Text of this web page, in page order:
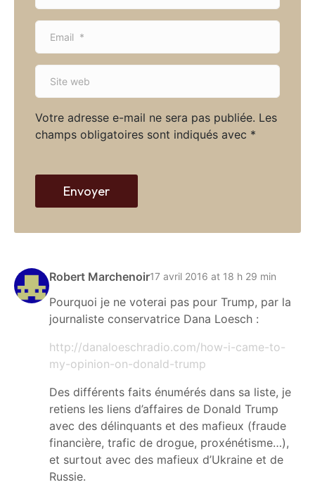
Robert Marchenoir17 avril 2016 at 18 h 29 min
Pourquoi je ne voterai pas pour Trump, par la
journaliste conservatrice Dana Loesch :
http://danaloeschradio.com/how-i-came-to-
my-opinion-on-donald-trump
Des différents faits énumérés dans sa liste, je
retiens les liens d’affaires de Donald Trump
avec des délinquants et des mafieux (fraude
financière, trafic de drogue, proxénétisme…),
et surtout avec des mafieux d’Ukraine et de
Russie.
Votre adresse e-mail ne sera pas publiée. Les
champs obligatoires sont indiqués avec *
m
*
E
a
l
*
S
e
w
b
Envoyer